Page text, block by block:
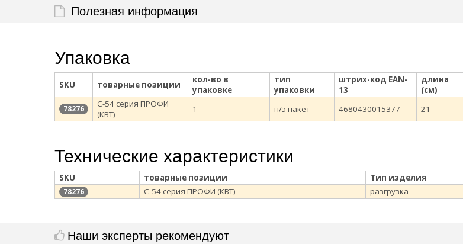
Полезная информация
Упаковка
SKU товарные позиции
кол-во в
упаковке
тип
упаковки
штрих-код EAN-
13
длина
(см)
78276
С-54 серия ПРОФИ
(КВТ)
1 п/э пакет 4680430015377 21
Технические характеристики
SKU товарные позиции Тип изделия
78276 С-54 серия ПРОФИ (КВТ) разгрузка
Наши эксперты рекомендуют